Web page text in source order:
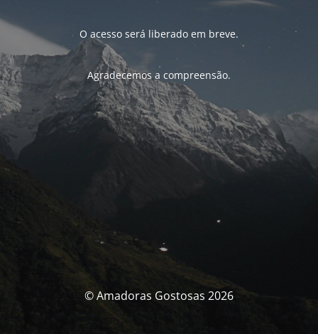
O acesso será liberado em breve.
Agradecemos a compreensão.
© Amadoras Gostosas 2026